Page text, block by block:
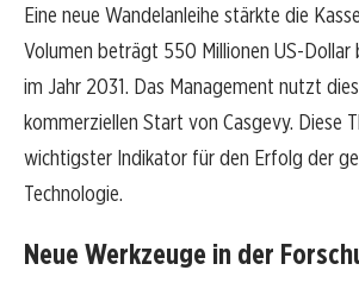
Eine neue Wandelanleihe stärkte die
Volumen beträgt 550 Millionen US-Dollar
im Jahr 2031. Das Management nutzt
kommerziellen Start von Casgevy. Diese
wichtigster Indikator für den Erfolg der
Technologie.
Neue Werkzeuge in der